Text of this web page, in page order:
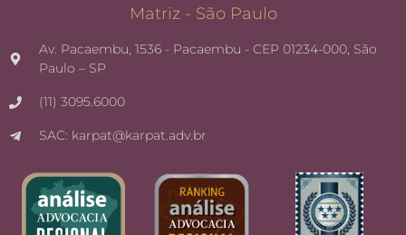
Matriz - São Paulo
Av. Pacaembu, 1536 - Pacaembu - CEP 01234-000, São
Paulo – SP
(11) 3095.6000
SAC: karpat@karpat.adv.br